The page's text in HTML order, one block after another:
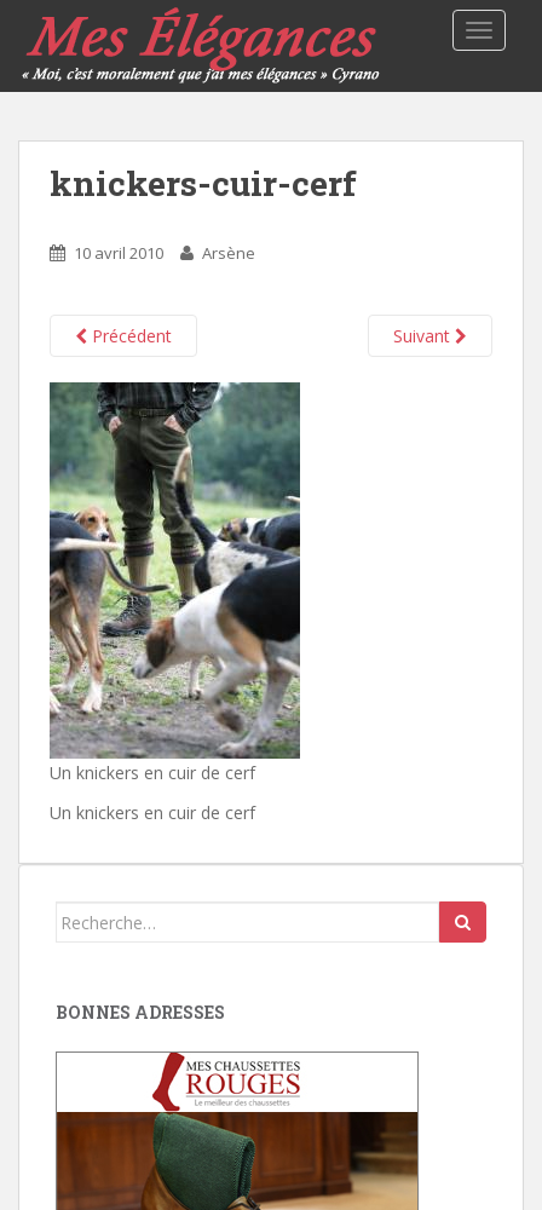
knickers-cuir-cerf
10 avril 2010 Arsène
Précédent Suivant
Un knickers en cuir de cerf
Un knickers en cuir de cerf
Search
BONNES ADRESSES